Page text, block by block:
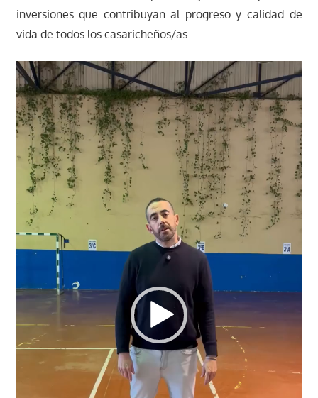
inversiones que contribuyan al progreso y calidad de
vida de todos los casaricheños/as
Reproductor
de
vídeo